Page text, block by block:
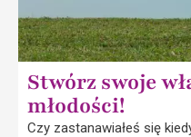
Stwórz swoje
młodości!
Czy zastanawiałeś się